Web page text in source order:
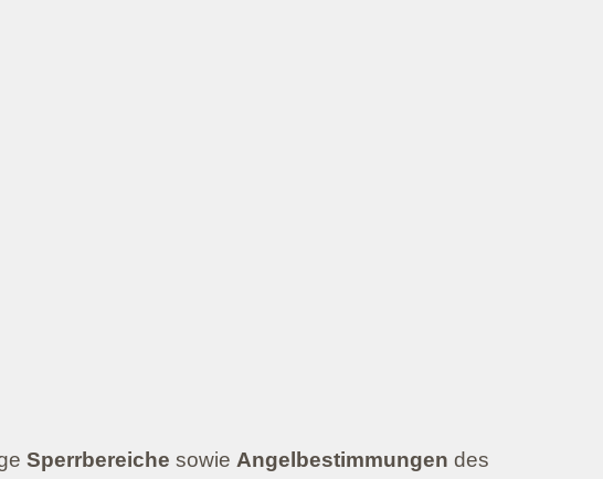
Sperrbereiche sowie Angelbestimmungen des